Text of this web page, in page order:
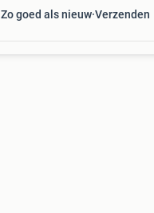
Zo goed als nieuw Verzenden